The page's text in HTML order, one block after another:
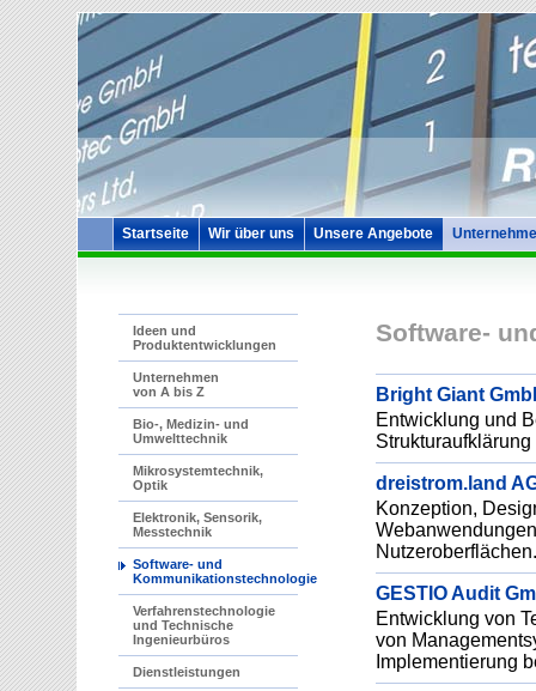
Startseite Wir über uns Unsere Angebote
Ideen und
Produktentwicklungen
Unternehmen
von A bis Z
Bio-, Medizin- und
Umwelttechnik
Mikrosystemtechnik,
Optik
Elektronik, Sensorik,
Messtechnik
Software- und
Kommunikationstechnologie
Verfahrenstechnologie
und Technische
Ingenieurbüros
Dienstleistungen
Software-
Bright Giant
Entwicklung und
dreistrom.land
Konzeption,
Nutzeroberflächen.
GESTIO Audit
Entwicklung von
von
Implementierung